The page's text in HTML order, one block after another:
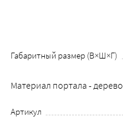
Габаритный размер (В×Ш×Г)
Материал портала - дерево
Артикул